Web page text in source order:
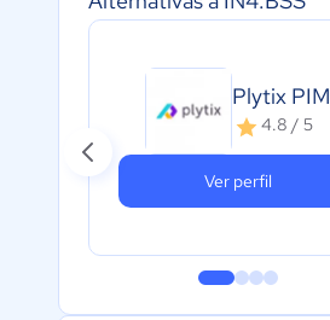
Plytix PIM
4.8 / 5
Ver perfil